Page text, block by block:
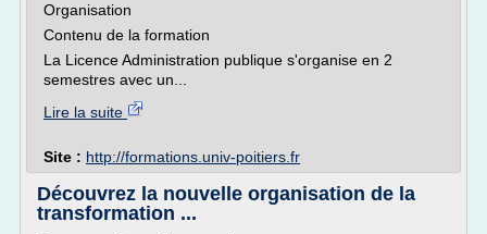
Organisation
Contenu de la formation
La Licence Administration publique s'organise en 2
semestres avec un...
Lire la suite
Site : http://formations.univ-poitiers.fr
Découvrez la nouvelle organisation de la
transformation ...